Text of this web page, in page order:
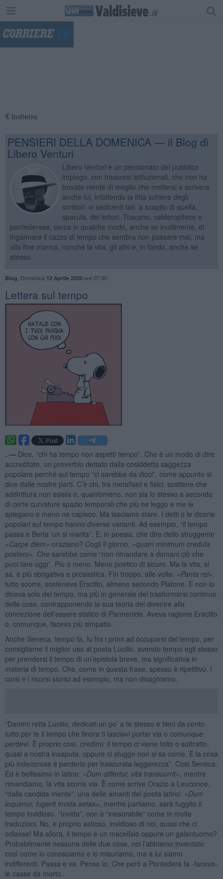
Indietro
PENSIERI DELLA DOMENICA — il Blog di
Libero Venturi
Libero Venturi è un pensionato del pubblico
impiego, con trascorsi istituzionali, che non ha
trovato niente di meglio che mettersi a scrivere
anche lui, infoltendo la fitta schiera degli
scrittori -o sedicenti tali- a scapito di quella,
sparuta, dei lettori. Toscano, valderopiteco e
pontederese, cerca in qualche modo, anche se inutilmente, di
ingannare il cazzo di tempo che sembra non passare mai, ma
alla fine manca, nonché la vita, gli altri e, in fondo, anche se
stesso.
Blog Domenica 12 Aprile 2020ore 07:30
​Lettera sul tempo
. — Dice, “chi ha tempo non aspetti tempo”. Che è un modo di dire
accreditato, un proverbio dettato dalla cosiddetta saggezza
popolare perché sul tempo “ci sarebbe da dicci”, come appunto si
dice dalle nostre parti. C’è chi, tra metafisici e fisici, sostiene che
addirittura non esista o, quantomeno, non sia lo stesso a seconda
di certe curvature spazio temporali che più ne leggo e me le
spiegano e meno ne capisco. Ma lasciamo stare. I detti o le dicerie
popolari sul tempo hanno diverse varianti. Ad esempio, “il tempo
passa e Berta ‘un si marita”. E, in poesia, che dire dello struggente
«Carpe diem» oraziano? Cogli il giorno, «quam minimum credula
postero». Che sarebbe come “non rimandare a domani ciò che
puoi fare oggi”. Più o meno. Meno poetico di sicuro. Ma la vita, si
sa, è più sbrigativa e prosastica. Fin troppo, alle volte. «Panta rei»
tutto scorre, sosteneva Eraclito, almeno secondo Platone. E non lo
diceva solo del tempo, ma più in generale del trasformarsi continuo
delle cose, contrapponendo la sua teoria del divenire alla
concezione dell’essere statico di Parmenide. Aveva ragione Eraclito
o, comunque, faceva più simpatia.
Anche Seneca, tempo fa, fu fra i primi ad occuparsi del tempo, per
consigliarne il miglior uso al poeta Lucilio, avendo tempo egli stesso
per prendersi il tempo di un’epistola breve, ma significativa in
materia di tempo. Che, come in questa frase, spesso è ripetitivo. I
corsi e i ricorsi storici ad esempio, ma non divaghiamo.
“Dammi retta Lucilio, dedicati un po’ a te stesso e tieni da conto
tutto per te il tempo che finora ti lasciavi portar via o comunque
perdevi. È proprio così, credimi: il tempo ci viene tolto o sottratto,
quasi a nostra insaputa, oppure ci sfugge non si sa come. E la cosa
più indecorosa è perderlo per trascurata leggerezza”. Così Seneca.
Ed è bellissimo in latino: «Dum differtur, vita transcurrit» , mentre
rimandiamo, la vita scorre via. È come scrive Orazio a Leuconoe,
“dalla candida mente”, una delle amanti del poeta latino: «Dum
loquimur, fugerit invida aetas» , mentre parliamo, sarà fuggito il
tempo invidioso. “Invida”, non è “inesorabile” come in molte
traduzioni. No, è proprio astioso, invidioso di noi, quasi che ci
odiasse! Ma allora, il tempo è un macellaio oppure un galantuomo?
Probabilmente nessuna delle due cose, noi l’abbiamo inventato
così come lo conosciamo e lo misuriamo, ma a lui siamo
indifferenti. Passa e va. Penso io. Che però a Pontedera fa -faceva-
le casse da morto.